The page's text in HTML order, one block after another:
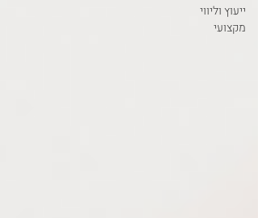
ייעוץ וליווי
מקצועי